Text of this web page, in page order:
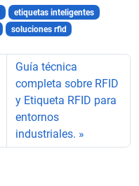
etiquetas inteligentes
soluciones rfid
Guía técnica
completa sobre RFID
y Etiqueta RFID para
entornos
industriales.